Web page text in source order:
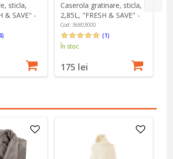
sticla,
& SAVE" -
Caserola gratinare, sticla,
2,85L, "FRESH & SAVE" -
Zwilling
Cod: 36803000
(1)
În stoc
175 lei